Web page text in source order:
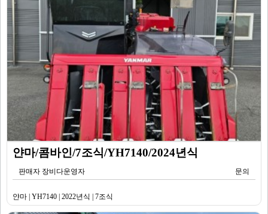
얀마/콤바인/7조식/YH7140/2024년식
판매자 장비다운영자 문의
얀마 | YH7140 | 2022년식 | 7조식